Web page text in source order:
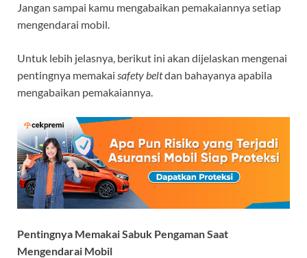
Jangan sampai kamu mengabaikan pemakaiannya setiap
mengendarai mobil.
Untuk lebih jelasnya, berikut ini akan dijelaskan mengenai
pentingnya memakai safety beltdan bahayanya apabila
mengabaikan pemakaiannya.
Pentingnya Memakai Sabuk Pengaman Saat
Mengendarai Mobil